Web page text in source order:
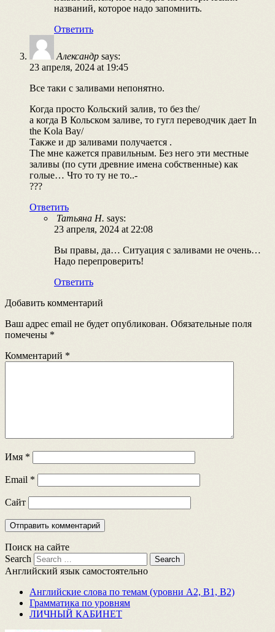
названий, которое надо запомнить.
Ответить
Александр says:
23 апреля, 2024 at 19:45
Все таки с заливами непонятно.
Когда просто Кольский залив, то без the/
а когда В Кольском заливе, то гугл переводчик дает In
the Kola Bay/
Также и др заливами получается .
The мне кажется правильным. Без него эти местные
заливы (по сути древние имена собственные) как
голые… Что то ту не то..-
???
Ответить
Татьяна Н. says:
23 апреля, 2024 at 22:08
Вы правы, да… Ситуация с заливами не очень…
Надо перепроверить!
Ответить
Добавить комментарий
Ваш адрес email не будет опубликован. Обязательные поля
помечены *
Комментарий *
Имя *
Email *
Сайт
Поиск на сайте
Search
Английский язык самостоятельно
Английские слова по темам (уровни A2, B1, B2)
Грамматика по уровням
ЛИЧНЫЙ КАБИНЕТ